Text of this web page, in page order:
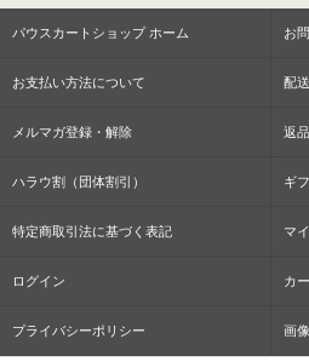
パウスカートショップ ホーム お
お支払い方法について 配
メルマガ登録・解除 返
ハラウ割（団体割引） ギ
特定商取引法に基づく表記 マ
ログイン カ
プライバシーポリシー 画